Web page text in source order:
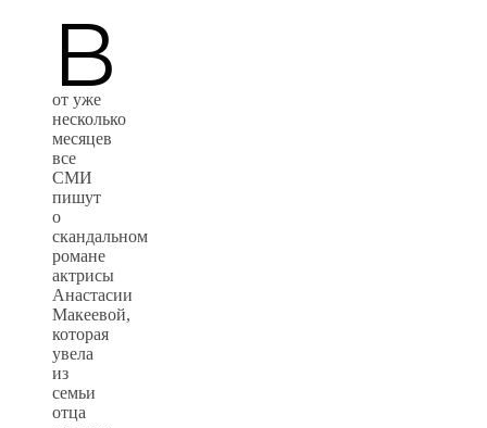
В
от уже
несколько
месяцев
все
СМИ
пишут
о
скандальном
романе
актрисы
Анастасии
Макеевой,
которая
увела
из
семьи
отца